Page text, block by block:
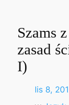
Szams
zasad
I)
lis 8,